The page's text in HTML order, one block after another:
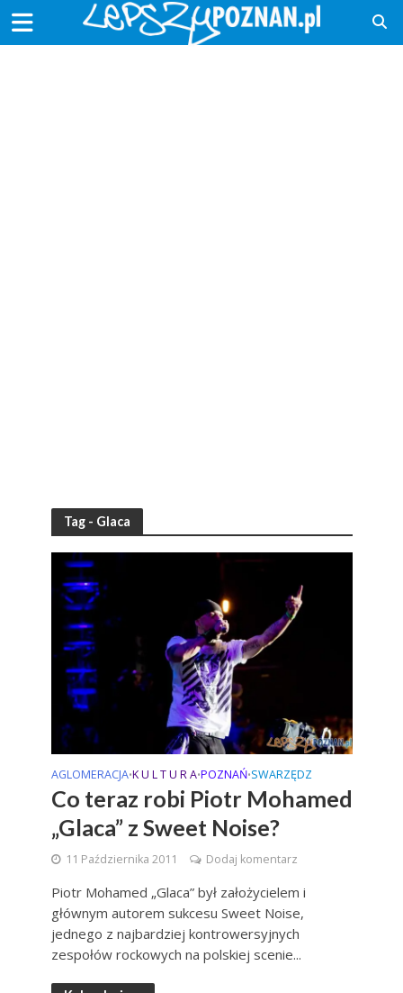
Tag - Glaca
AGLOMERACJA•K U L T U R A•POZNAŃ•SWARZĘDZ
Co teraz robi Piotr Mohamed
„Glaca” z Sweet Noise?
11 Października 2011 Dodaj komentarz
Piotr Mohamed „Glaca” był założycielem i
głównym autorem sukcesu Sweet Noise,
jednego z najbardziej kontrowersyjnych
zespołów rockowych na polskiej scenie...